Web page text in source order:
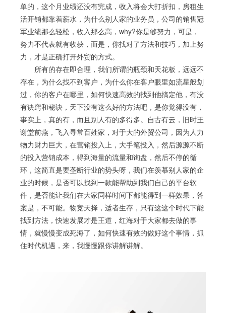
单的，这个月业绩还没有完成，收入将会大打折扣，房租生
活开销都靠着薪水，为什么别人家的业务员，公司的销售冠
军业绩那么轻松，收入那么高，why?你是够努力，可是，
努力不代表就有收获，而是，你找对了方法和技巧，加上努
力，才是正确打开外贸的方式。
所有的存在即合理，我们所谓的瓶颈和天花板，远远不
存在，为什么找不到客户，为什么你在客户眼里如流星般划
过，你的客户在哪里，如何快速高效的找到他搞定他，有没
有诀窍和秘诀，天下没有这么好的方法吧，是你觉得没有，
事实上，真的有，而且别人有的多得多。自古有云，旧时王
谢堂前燕，飞入寻常百姓家，对于大的外贸公司，因为人力
物力财力巨大，在营销投入上，大手笔投入，然后源源不断
的投入营销成本，得到海量的流量和询盘，然后不停的循
环，这简直是要垄断行业的势头呀，我们在羡慕别人家的企
业的时候，是否可以找到一款能帮助到我们自己的平台软
件，是否能让我们在大家同样时间下都能得到一样效果，答
案是，不可能。物竞天择，适者生存，只有这这个时代下能
找到方法，快速发展才是王道，红海对于大家都去做的事
情，就慢慢变成死海了，如何快速有效的做好这个事情，抓
住时代机遇，来，我慢慢跟你讲解讲解。